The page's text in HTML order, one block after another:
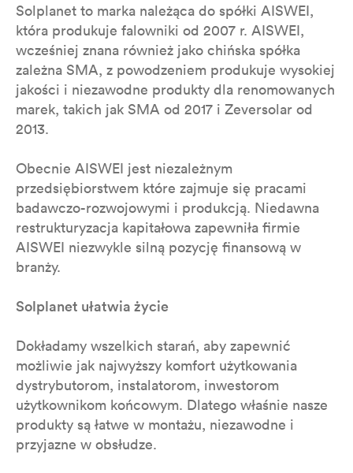
Solplanet to marka należąca do spółki AISWEI,
która produkuje falowniki od 2007 r. AISWEI,
wcześniej znana również jako chińska spółka
zależna SMA, z powodzeniem produkuje wysokiej
jakości i niezawodne produkty dla renomowanych
marek, takich jak SMA od 2017 i Zeversolar od
2013.
Obecnie AISWEI jest niezależnym
przedsiębiorstwem które zajmuje się pracami
badawczo-rozwojowymi i produkcją. Niedawna
restrukturyzacja kapitałowa zapewniła firmie
AISWEI niezwykle silną pozycję finansową w
branży.
Solplanet ułatwia życie
Dokładamy wszelkich starań, aby zapewnić
możliwie jak najwyższy komfort użytkowania
dystrybutorom, instalatorom, inwestorom
użytkownikom końcowym. Dlatego właśnie nasze
produkty są łatwe w montażu, niezawodne i
przyjazne w obsłudze.